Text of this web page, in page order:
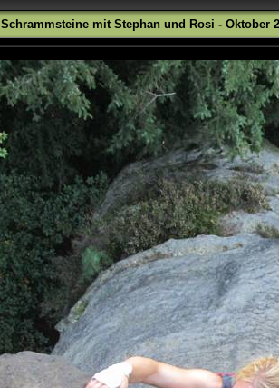
Schrammsteine mit Stephan und Rosi - Oktober